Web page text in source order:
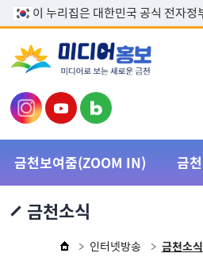
본문 바로
이 누리집은 대한민국 공식 전자정
금천보여줌(ZOOM IN) 금
금천소식
인터넷방송 금천소식